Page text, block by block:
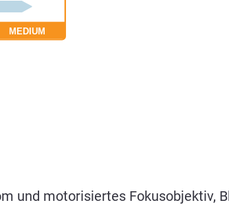
und motorisiertes Fokusobjektiv,